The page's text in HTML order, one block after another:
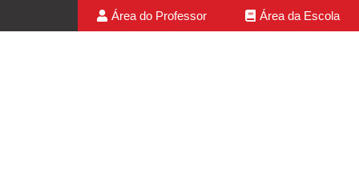
Área do Professor Área da Escola